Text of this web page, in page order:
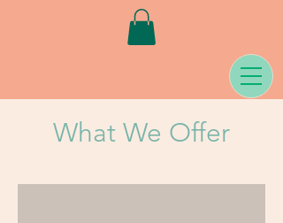
What We Offer